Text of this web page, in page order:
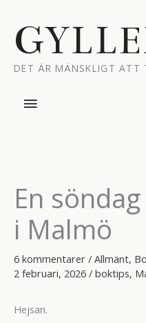
innehåll
DET ÄR MÄNSKLIGT ATT
Huvudmeny
En
i Malmö
6 kommentarer / Allmänt,
2 februari, 2026 / boktips,
Hejsan.